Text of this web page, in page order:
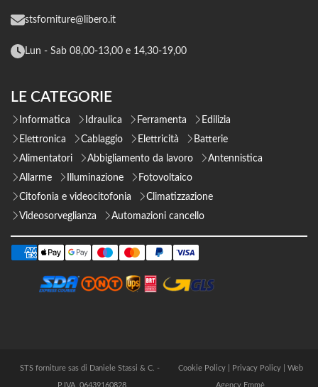
stsforniture@libero.it
Lun - Sab 08,00-13,00 e 14,30-19,00
LE CATEGORIE
Informatica Idraulica Ferramenta
Edilizia
Elettronica
Cablaggio Elettricità
Batterie
Alimentatori
Abbigliamento da lavoro
Antennistica
Allarme
Illuminazione
Fotovoltaico
Citofonia e videocitofonia
Climatizzazione
Videosorveglianza
Automazioni cancello
STS forniture sas di Daniele Stassi & C. -
P.IVA 06439160828
Cookie Policy| Privacy Policy| Web
Agency Emmè